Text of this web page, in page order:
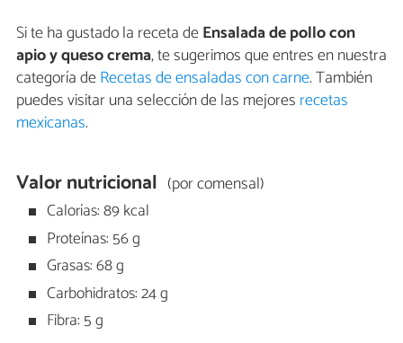
Si te ha gustado la receta deEnsalada de pollo con
apio y queso crema, te sugerimos que entres en nuestra
categoría deRecetas de ensaladas con carne. También
puedes visitar una selección de las mejores recetas
mexicanas.
Valor nutricional (por comensal)
Calorías: 89 kcal
Proteínas: 56 g
Grasas: 68 g
Carbohidratos: 24 g
Fibra: 5 g